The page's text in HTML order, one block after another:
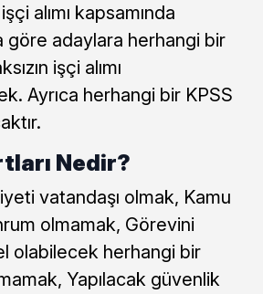
alımı kapsamında
göre adaylara herhangi bir
işçi alımı
Ayrıca herhangi bir KPSS
Nedir?
vatandaşı olmak, Kamu
olmamak, Görevini
olabilecek herhangi bir
Yapılacak güvenlik